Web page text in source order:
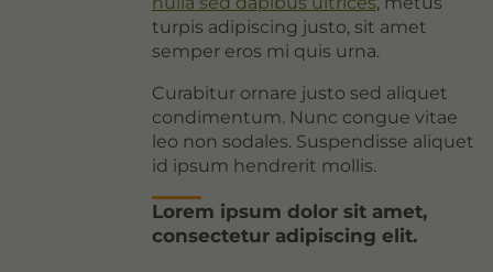
turpis adipiscing justo, sit amet
semper eros mi quis urna.
Curabitur ornare justo sed aliquet
condimentum. Nunc congue vitae
leo non sodales. Suspendisse aliquet
id ipsum hendrerit mollis.
Lorem ipsum dolor sit amet,
consectetur adipiscing elit.